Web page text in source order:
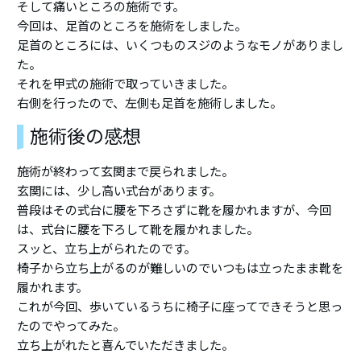
そして痛いところの施術です。
今回は、足首のところを施術をしました。
足首のところには、いくつものスジのようなモノがありまし
た。
それを甲式の施術で取っていきました。
右側を行ったので、左側も足首を施術しました。
施術後の感想
施術が終わって玄関まで戻られました。
玄関には、少し高い式台があります。
普段はその式台に腰を下ろさずに靴を履かれますが、今回
は、式台に腰を下ろして靴を履かれました。
スッと、立ち上がられたのです。
椅子から立ち上がるのが難しいのでいつもは立ったまま靴を
履かれます。
これが今回、歩いているうちに椅子に座ってできそうと思っ
たのでやってみた。
立ち上がれたと喜んでいただきました。